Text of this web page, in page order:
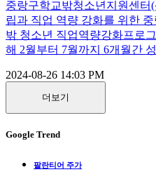
중랑구학교밖청소년지원센
립과 직업 역량 강화를 위한
밖 청소년 직업역량강화프로
해 2월부터 7월까지 6개월간
2024-08-26 14:03 PM
더보기
Google Trend
팔란티어 주가